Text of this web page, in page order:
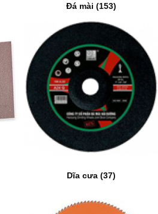
Đá mài (153)
Dĩa cưa (37)